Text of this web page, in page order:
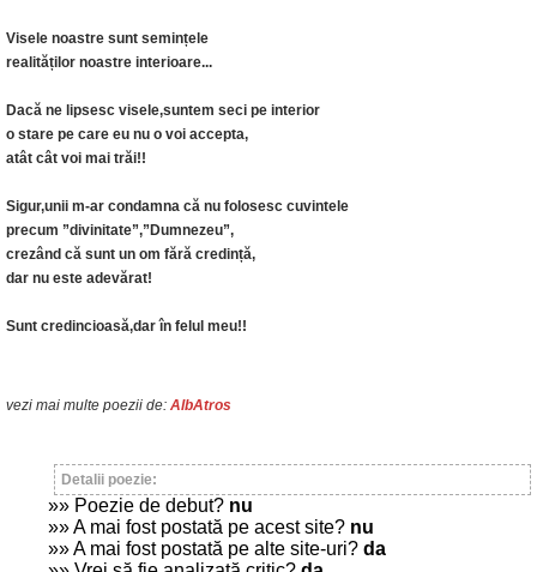
Visele noastre sunt semințele
realităților noastre interioare...
Dacă ne lipsesc visele,suntem seci pe interior
o stare pe care eu nu o voi accepta,
atât cât voi mai trăi!!
Sigur,unii m-ar condamna că nu folosesc cuvintele
precum ”divinitate”,”Dumnezeu”,
crezând că sunt un om fără credință,
dar nu este adevărat!
Sunt credincioasă,dar în felul meu!!
vezi mai multe poezii de: AlbAtros
Detalii poezie:
»» Poezie de debut? nu
»» A mai fost postată pe acest site? nu
»» A mai fost postată pe alte site-uri? da